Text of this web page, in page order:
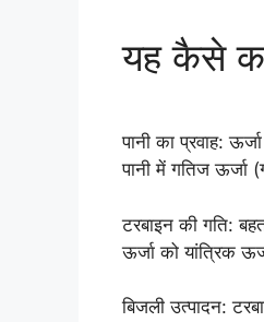
यह कैसे
पानी का प्रवाह:
पानी में गतिज ऊर्जा
टरबाइन की गति:
ऊर्जा को यांत्रिक
बिजली उत्पादन: